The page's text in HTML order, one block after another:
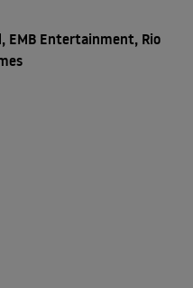
EMB Entertainment, Rio